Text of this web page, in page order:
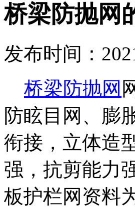
桥梁防抛网
发布时间：
桥梁防抛网
防眩目网、膨
衔接，立体造
强，抗剪能力
板护栏网资料